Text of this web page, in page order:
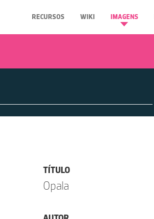
RECURSOS WIKI IMAGENS
TÍTULO
Opala